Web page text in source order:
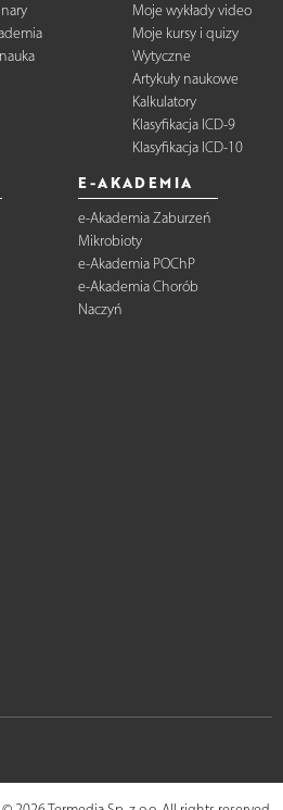
Moje wykłady video
Moje kursy i quizy
Wytyczne
Artykuły naukowe
Kalkulatory
Klasyfikacja ICD-9
Klasyfikacja ICD-10
E-AKADEMIA
e-Akademia Zaburzeń
Mikrobioty
e-Akademia POChP
e-Akademia Chorób
Naczyń